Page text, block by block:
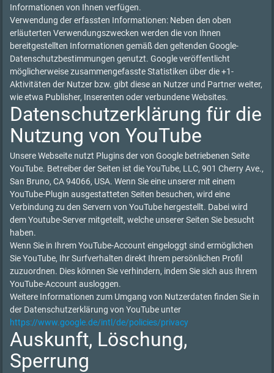
Informationen von Ihnen verfügen.
Verwendung der erfassten Informationen: Neben den oben
erläuterten Verwendungszwecken werden die von Ihnen
bereitgestellten Informationen gemäß den geltenden Google-
Datenschutzbestimmungen genutzt. Google veröffentlicht
möglicherweise zusammengefasste Statistiken über die +1-
Aktivitäten der Nutzer bzw. gibt diese an Nutzer und Partner weiter,
wie etwa Publisher, Inserenten oder verbundene Websites.
Datenschutzerklärung für die
Nutzung von YouTube
Unsere Webseite nutzt Plugins der von Google betriebenen Seite
YouTube. Betreiber der Seiten ist die YouTube, LLC, 901 Cherry Ave.,
San Bruno, CA 94066, USA. Wenn Sie eine unserer mit einem
YouTube-Plugin ausgestatteten Seiten besuchen, wird eine
Verbindung zu den Servern von YouTube hergestellt. Dabei wird
dem Youtube-Server mitgeteilt, welche unserer Seiten Sie besucht
haben.
Wenn Sie in Ihrem YouTube-Account eingeloggt sind ermöglichen
Sie YouTube, Ihr Surfverhalten direkt Ihrem persönlichen Profil
zuzuordnen. Dies können Sie verhindern, indem Sie sich aus Ihrem
YouTube-Account ausloggen.
Weitere Informationen zum Umgang von Nutzerdaten finden Sie in
der Datenschutzerklärung von YouTube unter
https://www.google.de/intl/de/policies/privacy
Auskunft, Löschung,
Sperrung